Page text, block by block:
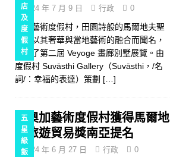
店
及
度
假
村
2024 年 7 月 9 日 行政 0
奧加藝術度假村，田園詩般的馬爾地夫聖
地，以其奢華與當地藝術的融合而聞名，
推出了第二屆 Veyoge 畫廊別墅展覽。由
度假村 Suvāsthi Gallery（Suvāsthi，/名
詞/：幸福的表達）策劃 […]
五
星
級
飯
奧加藝術度假村獲得馬爾地
夫旅遊貿易獎南亞提名
2024 年 6 月 27 日 行政 0